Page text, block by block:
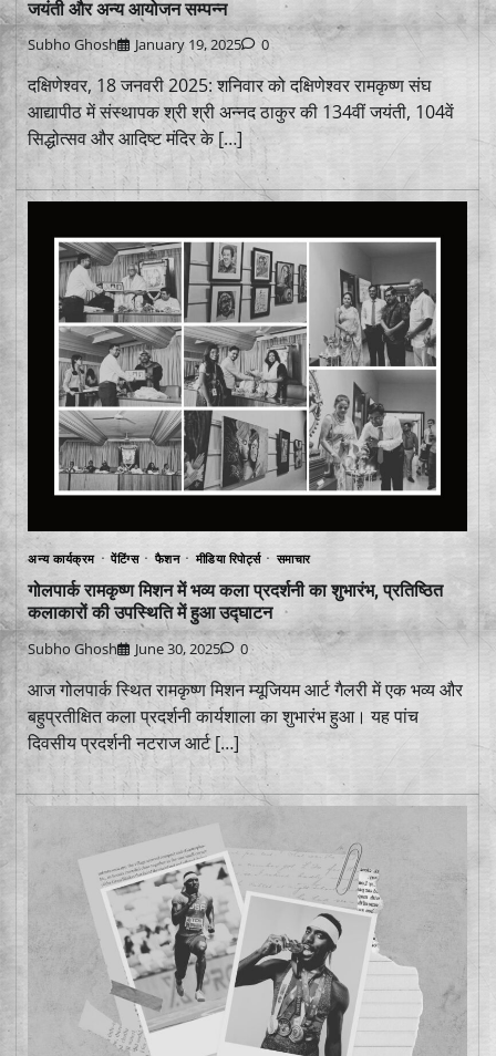
जयंती और अन्य आयोजन सम्पन्न
Subho Ghosh January 19, 2025 0
दक्षिणेश्वर, 18 जनवरी 2025: शनिवार को दक्षिणेश्वर रामकृष्ण संघ
आद्यापीठ में संस्थापक श्री श्री अन्नद ठाकुर की 134वीं जयंती, 104वें
सिद्धोत्सव और आदिष्ट मंदिर के […]
अन्य कार्यक्रम पेंटिंग्स फैशन मीडिया रिपोर्ट्स समाचार
गोलपार्क रामकृष्ण मिशन में भव्य कला प्रदर्शनी का शुभारंभ, प्रतिष्ठित
कलाकारों की उपस्थिति में हुआ उद्घाटन
Subho Ghosh June 30, 2025 0
आज गोलपार्क स्थित रामकृष्ण मिशन म्यूजियम आर्ट गैलरी में एक भव्य और
बहुप्रतीक्षित कला प्रदर्शनी कार्यशाला का शुभारंभ हुआ। यह पांच
दिवसीय प्रदर्शनी नटराज आर्ट […]